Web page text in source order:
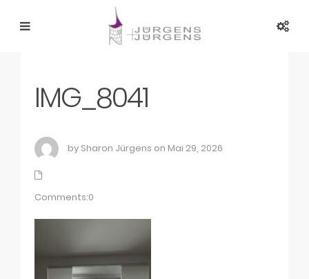
IMG_8041
by Sharon Jürgens on Mai 29, 2026
Comments:0